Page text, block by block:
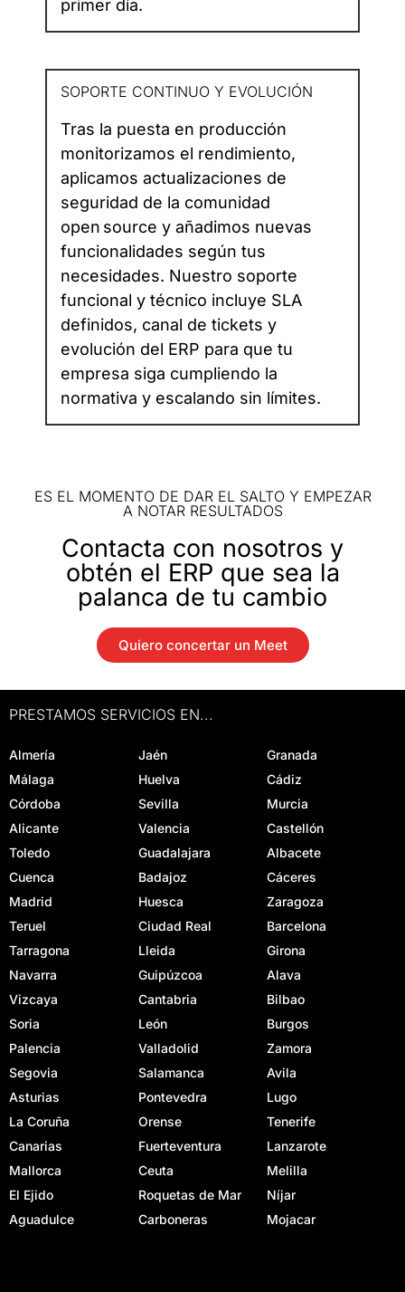
primer día.
SOPORTE CONTINUO Y EVOLUCIÓN
Tras la puesta en producción
monitorizamos el rendimiento,
aplicamos actualizaciones de
seguridad de la comunidad
open source y añadimos nuevas
funcionalidades según tus
necesidades. Nuestro soporte
funcional y técnico incluye SLA
definidos, canal de tickets y
evolución del ERP para que tu
empresa siga cumpliendo la
normativa y escalando sin límites.
ES EL MOMENTO DE DAR EL SALTO Y EMPEZAR
A NOTAR RESULTADOS
Contacta con nosotros y
obtén el ERP que sea la
palanca de tu cambio
Quiero concertar un Meet
PRESTAMOS SERVICIOS EN...
Almería Jaén
Granada
Málaga
Huelva
Cádiz
Córdoba
Sevilla
Murcia
Alicante
Valencia
Castellón
Toledo
Guadalajara
Albacete
Cuenca
Badajoz
Cáceres
Madrid
Huesca
Zaragoza
Teruel
Ciudad Real
Barcelona
Tarragona
Lleida
Girona
Navarra
Guipúzcoa
Alava
Vizcaya
Cantabria
Bilbao
Soria
León
Burgos
Palencia
Valladolid
Zamora
Segovia
Salamanca
Avila
Asturias
Pontevedra
Lugo
La Coruña
Orense
Tenerife
Canarias
Fuerteventura
Lanzarote
Mallorca
Ceuta
Melilla
El Ejido
Roquetas de Mar
Níjar
Aguadulce
Carboneras Mojacar